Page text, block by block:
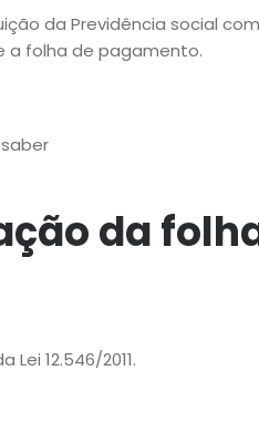
da Previdência social
a folha de pagamento.
da
12.546/2011.